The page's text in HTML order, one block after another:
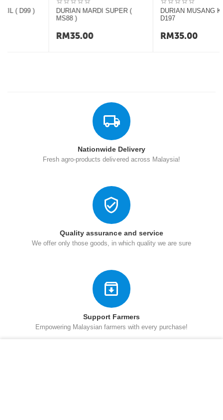
DURIAN MARDI SUPER (
DURIAN MUSANG KING
Nationwide Delivery
Fresh agro-products delivered across Malaysia!
Quality assurance and service
We offer only those goods, in which quality we are sure
Support Farmers
Empowering Malaysian farmers with every purchase!